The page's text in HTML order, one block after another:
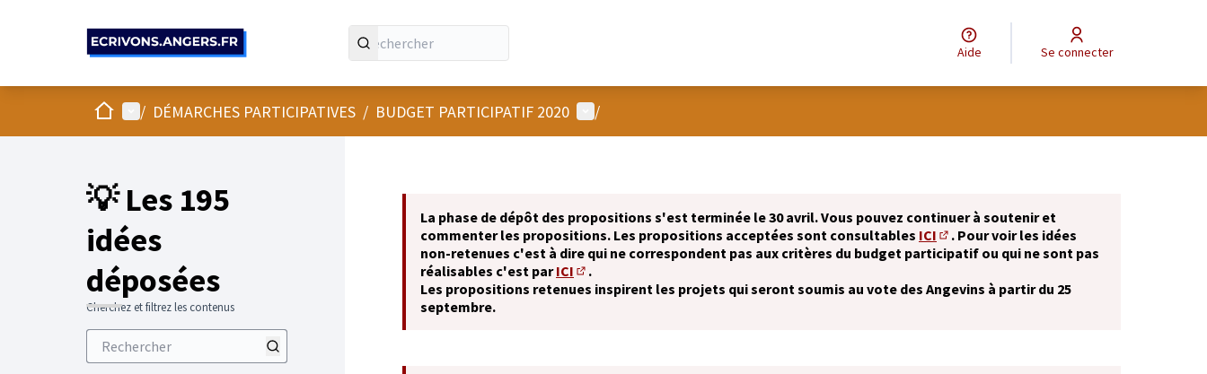
Aide Se connecter
AccueilMenu principal
/ DÉMARCHES PARTICIPATIVES / BUDGET PARTICIPATIF 2020 Menu utilisateur
/
💡 Les 195
idées
déposées
Cherchez et filtrez les contenus
La phase de dépôt des propositions s'est terminée le 30 avril. Vous pouvez continuer à soutenir et
commenter les propositions. Les propositions acceptées sont consultables ICI
(S'ouvre dans un nouvel onglet)
. Pour voir les idées
non-retenues c'est à dire qui ne correspondent pas aux critères du budget participatif ou qui ne sont pas
réalisables c'est parICI
(S'ouvre dans un nouvel onglet)
.
Les propositions retenues inspirent les projets qui seront soumis au vote des Angevins à partir du 25
septembre.